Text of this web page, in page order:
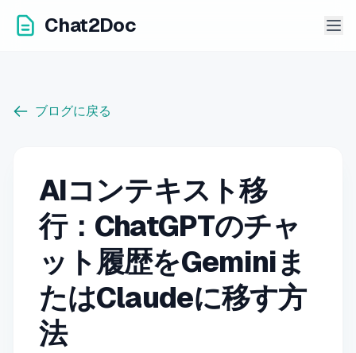
Chat2Doc
ブログに戻る
AIコンテキスト移
行：ChatGPTのチャ
ット履歴をGeminiま
たはClaudeに移す方
法